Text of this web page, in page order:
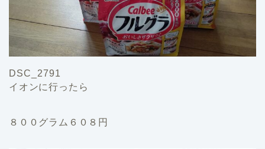
DSC_2791
イオンに行ったら
８００グラム６０８円